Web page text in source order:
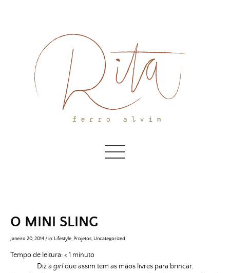
O MINI SLING
Janeiro 20, 2014/in: Lifestyle Projetos Uncategorized
Tempo de leitura:< 1 minuto
Diz a girlque assim tem as mãos livres para brincar.